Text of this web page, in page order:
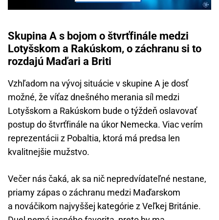
Skupina A s bojom o štvrťfinále medzi
Lotyšskom a Rakúskom, o záchranu si to
rozdajú Maďari a Briti
Vzhľadom na vývoj situácie v skupine A je dosť
možné, že víťaz dnešného merania síl medzi
Lotyšskom a Rakúskom bude o týždeň oslavovať
postup do štvrťfinále na úkor Nemecka. Viac verím
reprezentácii z Pobaltia, ktorá má predsa len
kvalitnejšie mužstvo.
Večer nás čaká, ak sa nič nepredvídateľné nestane,
priamy zápas o záchranu medzi Maďarskom
a nováčikom najvyššej kategórie z Veľkej Británie.